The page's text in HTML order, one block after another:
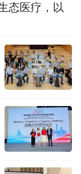
态医疗，以